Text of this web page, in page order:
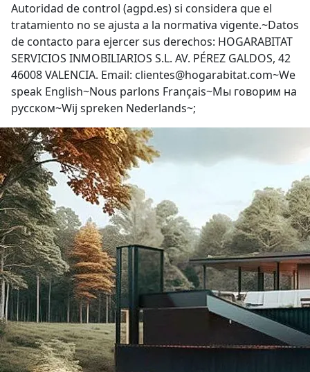
Autoridad de control (agpd.es) si considera que el
tratamiento no se ajusta a la normativa vigente.~Datos
de contacto para ejercer sus derechos: HOGARABITAT
SERVICIOS INMOBILIARIOS S.L. AV. PÉREZ GALDOS, 42
46008 VALENCIA. Email: clientes@hogarabitat.com~We
speak English~Nous parlons Français~Мы говорим на
русском~Wij spreken Nederlands~;